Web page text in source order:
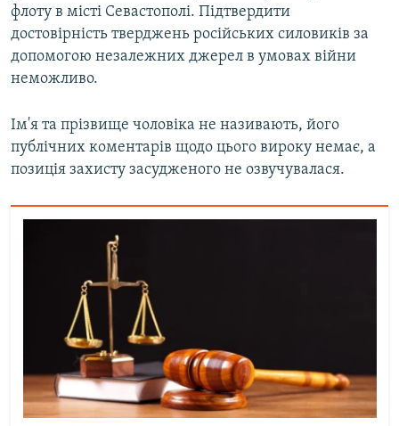
флоту в місті Севастополі. Підтвердити
достовірність тверджень російських силовиків за
допомогою незалежних джерел в умовах війни
неможливо.
Ім'я та прізвище чоловіка не називають, його
публічних коментарів щодо цього вироку немає, а
позиція захисту засудженого не озвучувалася.